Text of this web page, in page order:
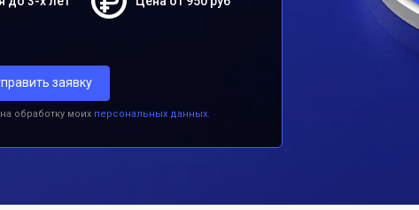
заявку
обработку моих персональных данных.